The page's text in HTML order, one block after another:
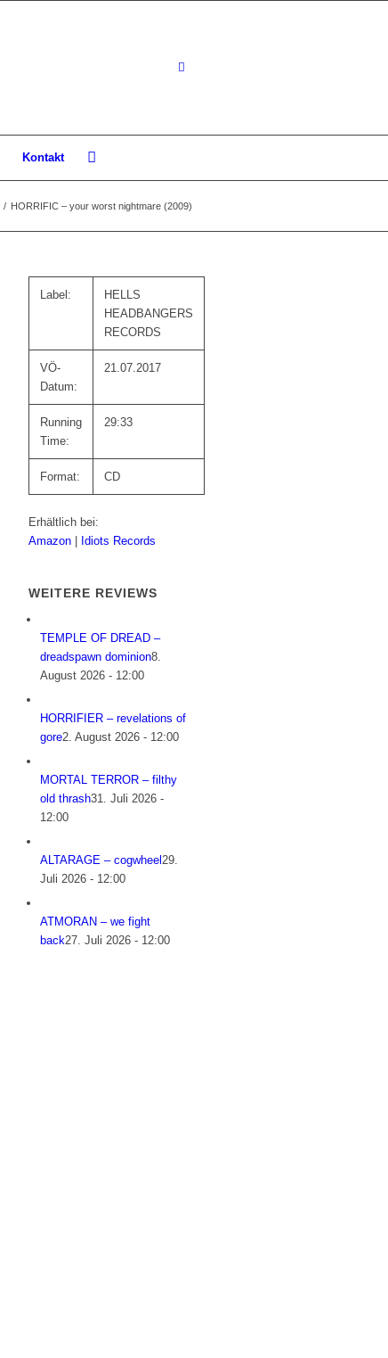
Kontakt
/ HORRIFIC – your worst nightmare (2009)
Label:
HELLS
HEADBANGERS
RECORDS
VÖ-
Datum:
21.07.2017
Running
Time:
29:33
Format: CD
Erhältlich bei:
Amazon
Idiots Records
WEITERE REVIEWS
TEMPLE OF DREAD –
dreadspawn dominion8.
August 2026 - 12:00
HORRIFIER – revelations of
gore2. August 2026 - 12:00
MORTAL TERROR – filthy
old thrash31. Juli 2026 -
12:00
ALTARAGE – cogwheel29.
Juli 2026 - 12:00
ATMORAN – we fight
back27. Juli 2026 - 12:00